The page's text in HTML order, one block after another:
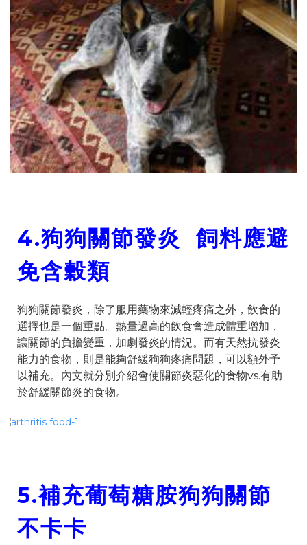
4.狗狗關節發炎 飼料應避
免含穀類
狗狗關節發炎，除了服用藥物來減輕疼痛之外，飲食的
選擇也是一個重點。熱量過高的飲食會造成體重增加，
讓關節的負擔變重，加劇發炎的情況。而有天然抗發炎
能力的食物，則是能夠舒緩狗狗疼痛問題，可以額外予
以補充。內文就分別介紹會使關節炎惡化的食物vs.有助
於舒緩關節炎的食物。
5.補充葡萄糖胺狗狗關節
不卡卡